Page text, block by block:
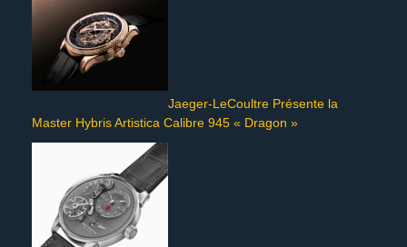
Jaeger-LeCoultre Présente la
Master Hybris Artistica Calibre 945 « Dragon »